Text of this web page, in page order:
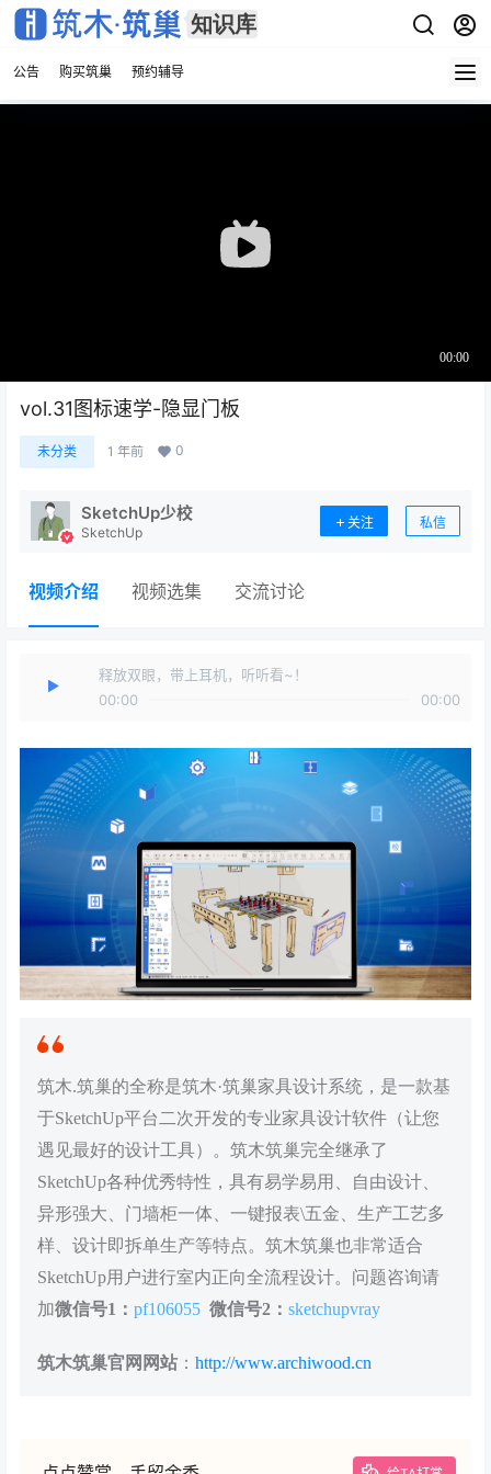
公告 购买筑巢 预约辅导
vol.31图标速学-隐显门板
未分类 1 年前 0
SketchUp少校
SketchUp
关注 私信
视频介绍 视频选集 交流讨论
释放双眼，带上耳机，听听看~！
00:00
00:00
筑木.筑巢的全称是筑木·筑巢家具设计系统，是一款基
于SketchUp平台二次开发的专业家具设计软件（让您
遇见最好的设计工具）。筑木筑巢完全继承了
SketchUp各种优秀特性，具有易学易用、自由设计、
异形强大、门墙柜一体、一键报表\五金、生产工艺多
样、设计即拆单生产等特点。筑木筑巢也非常适合
SketchUp用户进行室内正向全流程设计。问题咨询请
加微信号1： pf106055 微信号2： sketchupvray
筑木筑巢官网网站 ： http://www.archiwood.cn